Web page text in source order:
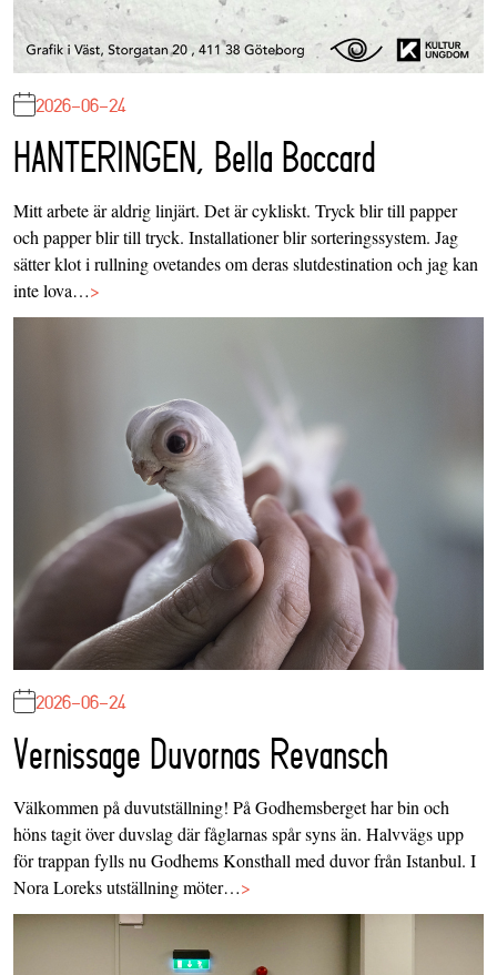
2026-06-24
HANTERINGEN, Bella Boccard
Mitt arbete är aldrig linjärt. Det är cykliskt. Tryck blir till papper
och papper blir till tryck. Installationer blir sorteringssystem. Jag
sätter klot i rullning ovetandes om deras slutdestination och jag kan
inte lova…>
2026-06-24
Vernissage Duvornas Revansch
Välkommen på duvutställning! På Godhemsberget har bin och
höns tagit över duvslag där fåglarnas spår syns än. Halvvägs upp
för trappan fylls nu Godhems Konsthall med duvor från Istanbul. I
Nora Loreks utställning möter…>